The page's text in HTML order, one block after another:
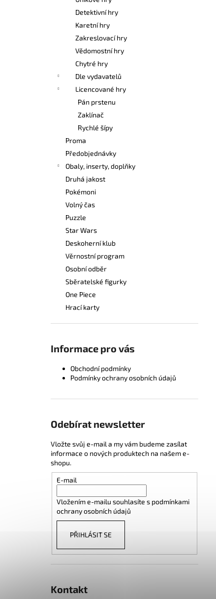
Detektivní hry
Karetní hry
Zakreslovací hry
Vědomostní hry
Chytré hry
Dle vydavatelů
Licencované hry
Pán prstenu
Zaklínač
Rychlé šípy
Proma
Předobjednávky
Obaly, inserty, doplňky
Druhá jakost
Pokémoni
Volný čas
Puzzle
Star Wars
Deskoherní klub
Věrnostní program
Osobní odběr
Sběratelské figurky
One Piece
Hrací karty
Informace pro vás
Obchodní podmínky
Podmínky ochrany osobních údajů
Odebírat newsletter
Vložte svůj e-mail a my vám budeme zasílat
informace o nových produktech na našem e-
shopu.
E-mail
Vložením e-mailu souhlasíte s podmínkami
ochrany osobních údajů
PŘIHLÁSIT SE
Kontakt
ONE PIECE CG: IB07 ILLUSTRATION BOX
899 Kč